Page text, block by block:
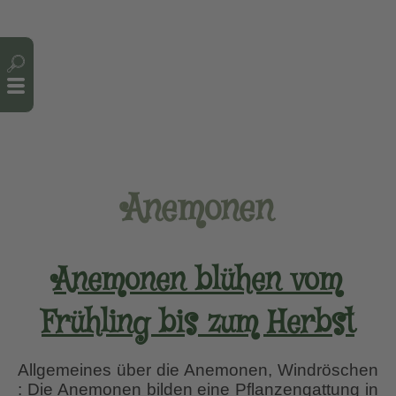
Anemonen
Anemonen blühen vom
Frühling bis zum Herbst
Allgemeines über die Anemonen, Windröschen
: Die Anemonen bilden eine Pflanzengattung in